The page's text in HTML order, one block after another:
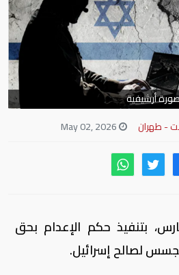
أرشيفية
- طهران
بتنفيذ حكم الإعدام بحق
لصالح إسرائيل.